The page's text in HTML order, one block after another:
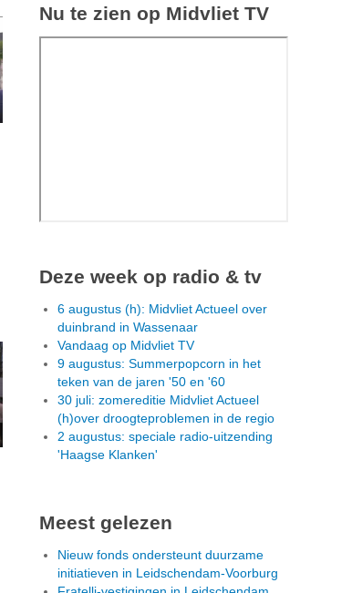
Nu te zien op Midvliet TV
Deze week op radio & tv
6 augustus (h): Midvliet Actueel over
duinbrand in Wassenaar
Vandaag op Midvliet TV
9 augustus: Summerpopcorn in het
teken van de jaren '50 en '60
30 juli: zomereditie Midvliet Actueel
(h)over droogteproblemen in de regio
2 augustus: speciale radio-uitzending
'Haagse Klanken'
Meest gelezen
Nieuw fonds ondersteunt duurzame
initiatieven in Leidschendam-Voorburg